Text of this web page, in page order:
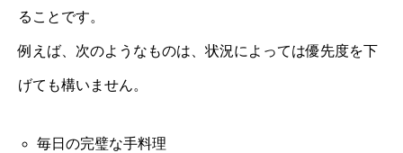
ることです。
例えば、次のようなものは、状況によっては優先度を下
げても構いません。
毎日の完璧な手料理